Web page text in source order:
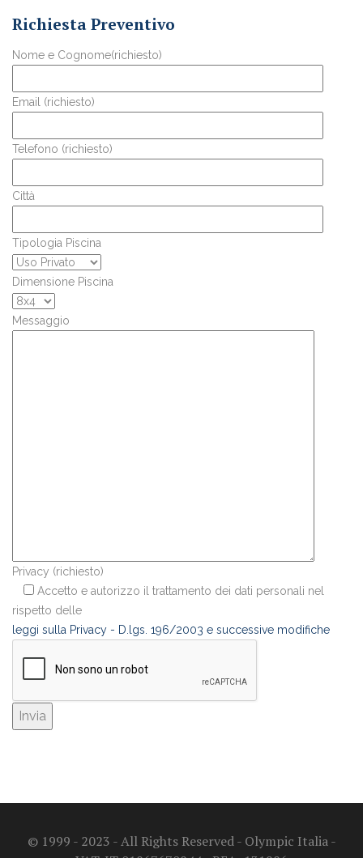
Richiesta Preventivo
Nome e Cognome(richiesto)
Email (richiesto)
Telefono (richiesto)
Città
Tipologia Piscina
Dimensione Piscina
Messaggio
Privacy (richiesto)
Accetto e autorizzo il trattamento dei dati personali nel
rispetto delle
leggi sulla Privacy - D.lgs. 196/2003 e successive modifiche
© 1999 - 2023 - All Rights Reserved - Olympic Italia -